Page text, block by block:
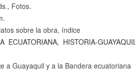
Fotos.
sobre la obra, índice
ECUATORIANA, HISTORIA-
a Guayaquil y a la Bandera ecuatoriana